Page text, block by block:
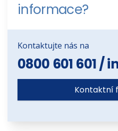
informace?
Kontaktujte nás na
0800 601 601/
Kontaktní